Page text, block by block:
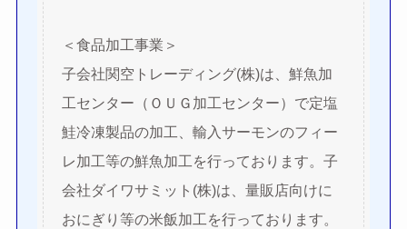
＜食品加工事業＞
子会社関空トレーディング(株)は、鮮魚加
工センター（ＯＵＧ加工センター）で定塩
鮭冷凍製品の加工、輸入サーモンのフィー
レ加工等の鮮魚加工を行っております。子
会社ダイワサミット(株)は、量販店向けに
おにぎり等の米飯加工を行っております。